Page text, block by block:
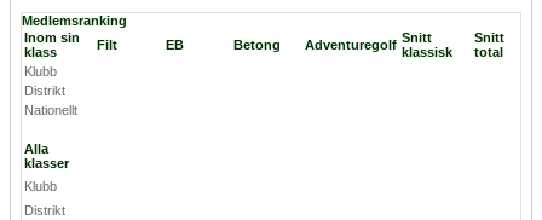
Medlemsranking
Inom sin
klass
Filt EB Betong Adventuregolf Snitt
klassisk
Snitt
total
Klubb
Distrikt
Nationellt
Alla
klasser
Klubb
Distrikt